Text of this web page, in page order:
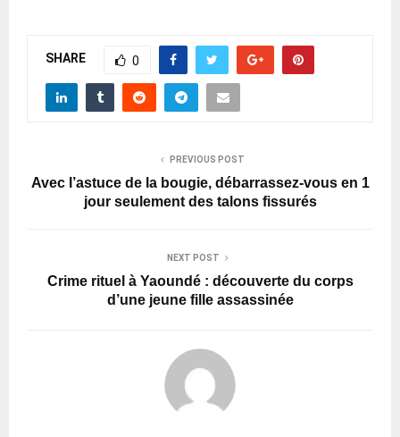
SHARE 0
PREVIOUS POST
Avec l’astuce de la bougie, débarrassez-vous en 1
jour seulement des talons fissurés
NEXT POST
Crime rituel à Yaoundé : découverte du corps
d’une jeune fille assassinée